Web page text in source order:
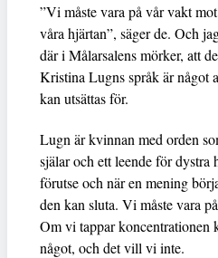
”Vi måste vara på vår vakt
våra hjärtan”, säger de. Och
där i Målarsalens mörker, att
Kristina Lugns språk är något
kan utsättas för.
Lugn är kvinnan med orden
själar och ett leende för
förutse och när en mening
den kan sluta. Vi måste vara
Om vi tappar koncentrationen
något, och det vill vi inte.